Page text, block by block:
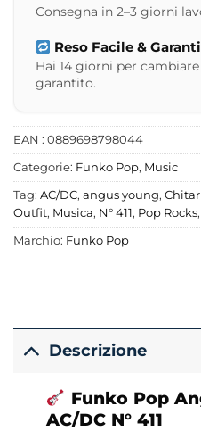
Consegna in 2–3 giorni
Reso Facile &
Hai 14 giorni per
garantito.
EAN : 0889698798044
Categorie: Funko Pop, Music
Tag: AC/DC, angus young,
Outfit, Musica, N° 411, Pop Rocks,
Marchio: Funko Pop
Descrizione
Funko Pop
AC/DCN° 411